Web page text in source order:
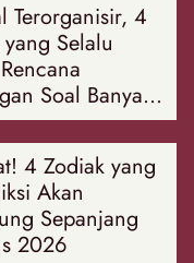
Terorganisir, 4
Selalu
Soal Banyak
4 Zodiak yang
Akan
Sepanjang
2026